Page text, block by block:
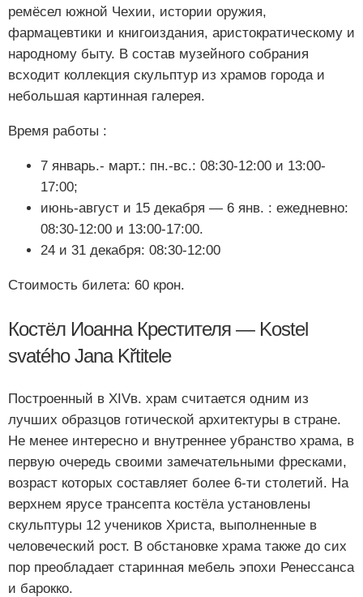
ремёсел южной Чехии, истории оружия,
фармацевтики и книгоиздания, аристократическому и
народному быту. В состав музейного собрания
всходит коллекция скульптур из храмов города и
небольшая картинная галерея.
Время работы :
7 январь.- март.: пн.-вс.: 08:30-12:00 и 13:00-
17:00;
июнь-август и 15 декабря — 6 янв. : ежедневно:
08:30-12:00 и 13:00-17:00.
24 и 31 декабря: 08:30-12:00
Стоимость билета: 60 крон.
Костёл Иоанна Крестителя — Kostel
svatého Jana Křtitele
Построенный в XIVв. храм считается одним из
лучших образцов готической архитектуры в стране.
Не менее интересно и внутреннее убранство храма, в
первую очередь своими замечательными фресками,
возраст которых составляет более 6-ти столетий. На
верхнем ярусе трансепта костёла установлены
скульптуры 12 учеников Христа, выполненные в
человеческий рост. В обстановке храма также до сих
пор преобладает старинная мебель эпохи Ренессанса
и барокко.